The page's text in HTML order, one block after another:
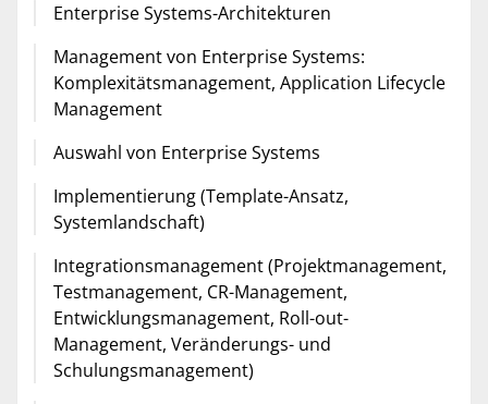
Enterprise Systems-Architekturen
Management von Enterprise Systems:
Komplexitätsmanagement, Application Lifecycle
Management
Auswahl von Enterprise Systems
Implementierung (Template-Ansatz,
Systemlandschaft)
Integrationsmanagement (Projektmanagement,
Testmanagement, CR-Management,
Entwicklungsmanagement, Roll-out-
Management, Veränderungs- und
Schulungsmanagement)